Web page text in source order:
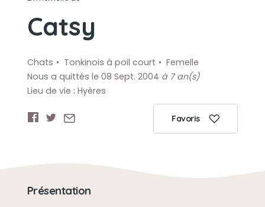
Catsy
Chats Tonkinois à poil court
Femelle
Nous a quittés le 08 Sept. 2004 à 7 an(s)
Lieu de vie : Hyères
Favoris
Présentation